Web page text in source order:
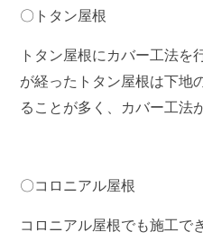
〇トタン屋根
トタン屋根にカバー工法を
が経ったトタン屋根は下地
ることが多く、カバー工法
〇コロニアル屋根
コロニアル屋根でも施工で